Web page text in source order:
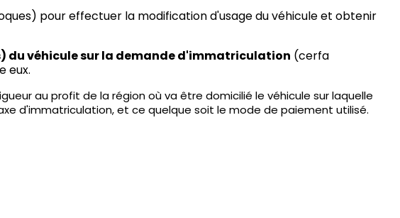
pour effectuer la modification d'usage du véhicule et obtenir
du véhicule sur la demande d'immatriculation (cerfa
eux.
au profit de la région où va être domicilié le véhicule sur laquelle
d'immatriculation, et ce quelque soit le mode de paiement utilisé.